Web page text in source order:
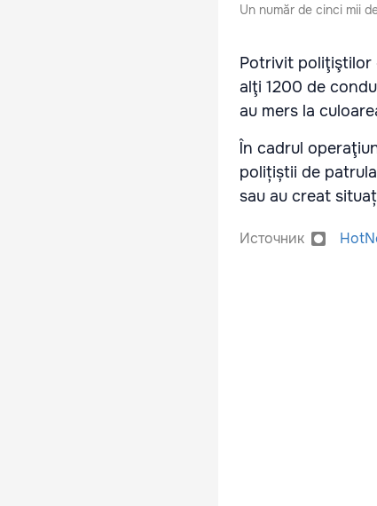
Un număr de cinci mii
Potrivit poliţiştilor
alţi 1200 de
au mers la
În cadrul
polițiștii de
sau au creat
Источник